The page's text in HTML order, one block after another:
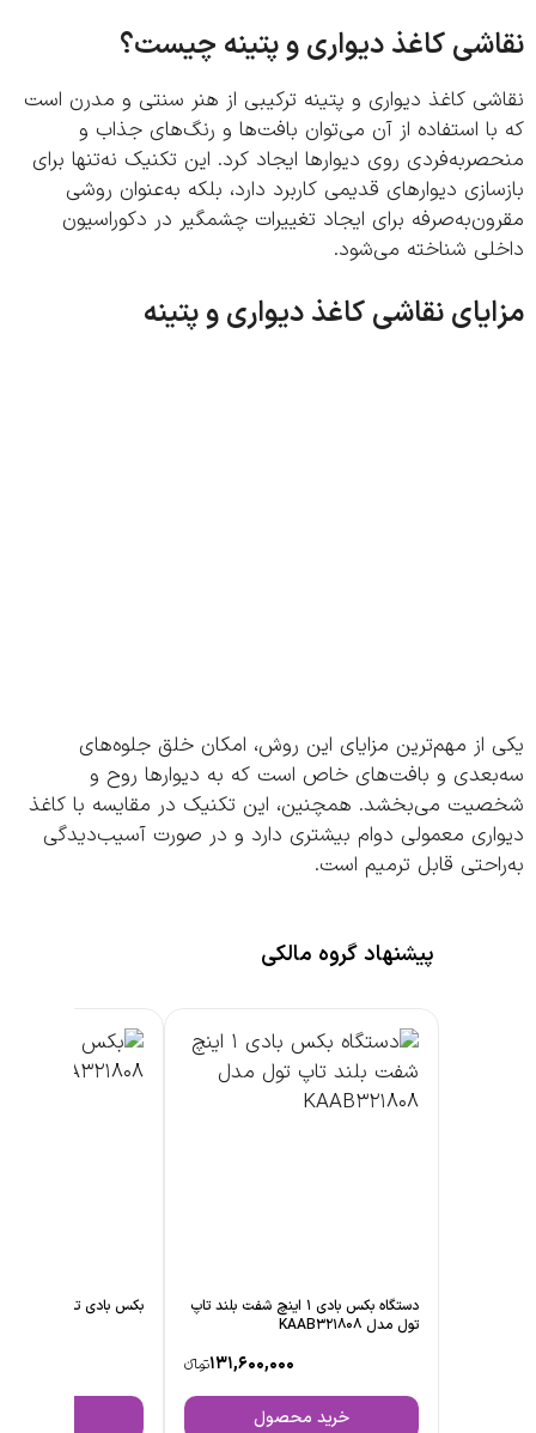
کاغذ دیواری و پتینه چیست؟
کاغذ دیواری و پتینه ترکیبی از هنر سنتی و مدرن است
استفاده از آن می‌توان بافت‌ها و رنگ‌های جذاب و
روی دیوارها ایجاد کرد. این تکنیک نه‌تنها برای
دیوارهای قدیمی کاربرد دارد، بلکه به‌عنوان روشی
برای ایجاد تغییرات چشمگیر در دکوراسیون
شناخته می‌شود.
نقاشی کاغذ دیواری و پتینه
از مهم‌ترین مزایای این روش، امکان خلق جلوه‌های
و بافت‌های خاص است که به دیوارها روح و
می‌بخشد. همچنین، این تکنیک در مقایسه با کاغذ
معمولی دوام بیشتری دارد و در صورت آسیب‌دیدگی
قابل ترمیم است.
پیشنهاد گروه مالکی
دستگاه بکس بادی 1 اینچ شفت بلند تاپ
تول مدل KAAB321808
131,600,000تومانءء
خرید محصول
بکس بادی تاپ تول مدل KAAA321808